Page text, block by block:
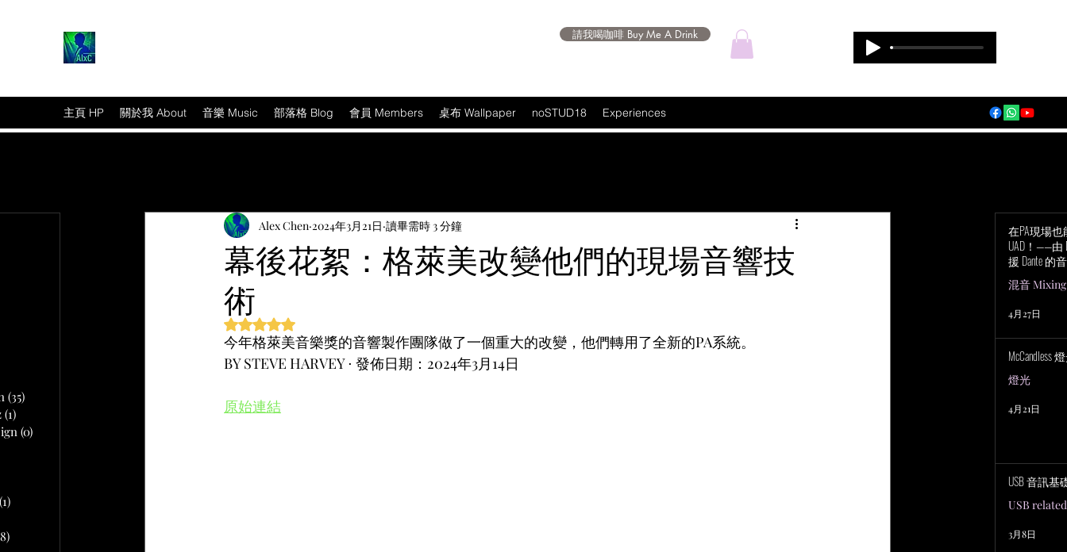
請我喝咖啡 Buy Me A Drink
主頁 HP 關於我 About 音樂 Music 部落格 Blog 會員 Members 桌布 Wallpaper noSTUD18 Experiences
(35)
(1)
(0)
(1)
幕後花絮：格萊美改變他們的現場音響技
術
Alex Chen 2024年3月21日 讀畢需時 3 分鐘
評等為 NaN（最高為 5 顆星）。
今年格萊美音樂獎的音響製作團隊做了一個重大的改變，他們轉用了全新的PA系統。
BY STEVE HARVEY ⋅ 發佈日期：2024年3月14日
原始連結
在PA現場
UAD！——由
援 Dante 的
Audio Apollo
混音 Mixing
4月27日
McCandless
燈光
4月21日
USB 音訊基
USB related
3月8日